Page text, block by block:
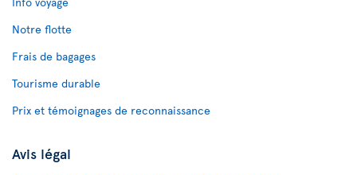
Notre flotte
Frais de bagages
Tourisme durable
Prix et témoignages de reconnaissance
Avis légal